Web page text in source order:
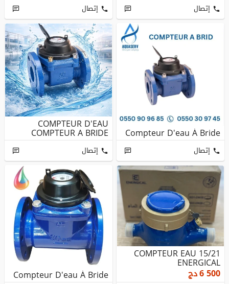
إتصال إتصال
Compteur D'eau À Bride
إتصال
COMPTEUR D'EAU
COMPTEUR A BRIDE
إتصال
COMPTEUR EAU 15/21
ENERGICAL
6 500دج Compteur D'eau À Bride